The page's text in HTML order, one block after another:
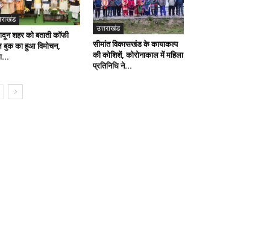
शहर को बताती कॉफी
बुक का हुआ विमोचन,
उत्तराखंड
सीमांत विकासखंड के कायाकल्प
की कोशिशें, कोरोनाकाल में महिला
प्रतिनिधि ने...